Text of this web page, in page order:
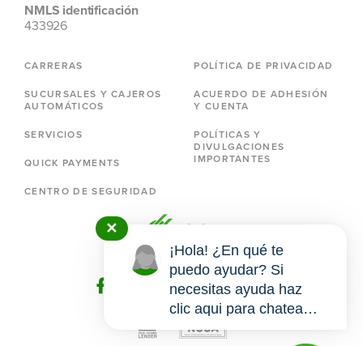
NMLS identificación
433926
CARRERAS
SUCURSALES Y CAJEROS
AUTOMÁTICOS
SERVICIOS
QUICK PAYMENTS
CENTRO DE SEGURIDAD
POLÍTICA DE PRIVACIDAD
ACUERDO DE ADHESIÓN
Y CUENTA
POLÍTICAS Y
DIVULGACIONES
IMPORTANTES
✕
¡Hola! ¿En qué te
puedo ayudar? Si
necesitas ayuda haz
clic aqui para chatear
conmigo.